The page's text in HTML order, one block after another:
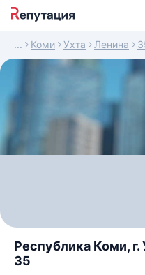
Коми Ухта Ленина
Республика Коми, г.
35